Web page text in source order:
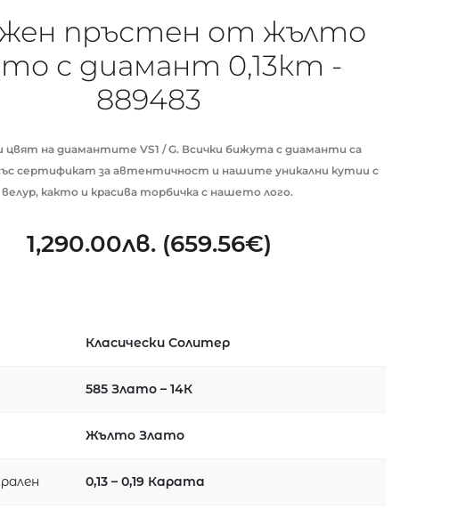
пръстен от жълто
с диамант 0,13кт -
889483
на диамантите VS1 / G. Всички бижута с диаманти са
сертификат за автентичност и нашите уникални кутии с
велур, както и красива торбичка с нашето лого.
1,290.00лв.(659.56€)
Класически Солитер
585 Злато – 14К
Жълто Злато
0,13 – 0,19 Карата